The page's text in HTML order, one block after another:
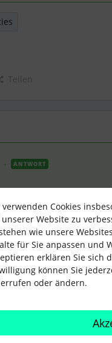
Teilen
ANTWORT
Lesebestätigung.
Alternative?
als Feedback, damit
kannst Du direkt in
😊
Antwort", so erhalten
verwenden Cookies
Website zu
wie unsere
für Sie anpassen und
erklären Sie sich
können Sie
oder ändern.